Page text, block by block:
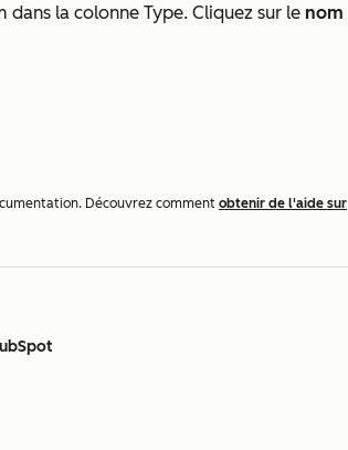
dans la colonne Type. Cliquez sur le nom
Découvrez comment obtenir de l'aide sur